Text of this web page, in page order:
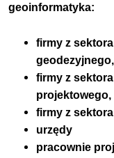
geoinformatyka:
firmy z
firmy z
projektowego,
firmy z
urzędy
pracownie